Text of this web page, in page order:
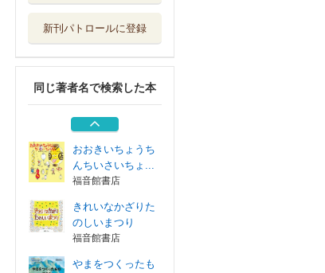
新刊パトロールに登録
同じ著者名で検索した本
かわはながれるか
農山漁村文化協会
うみはおおきいう
みはすごい 海...
農山漁村文化協会
おおきいちょうち
んちいさいちょ...
福音館書店
きれいなかざりた
のしいまつり
福音館書店
やまをつくったも